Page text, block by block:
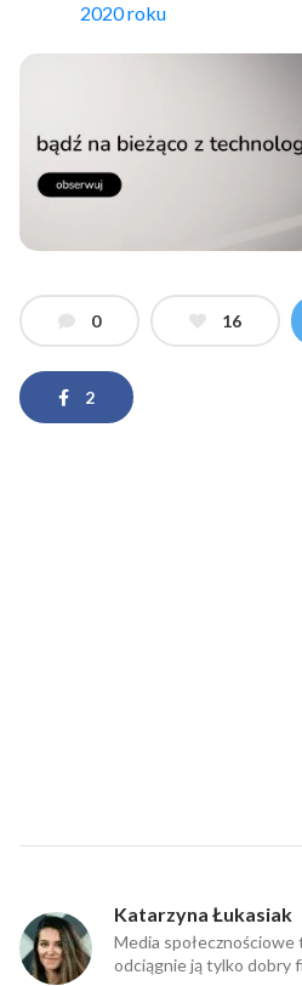
2020 roku
0 16
2
Katarzyna Łukasiak
Media
odciągnie ją tylko dobry